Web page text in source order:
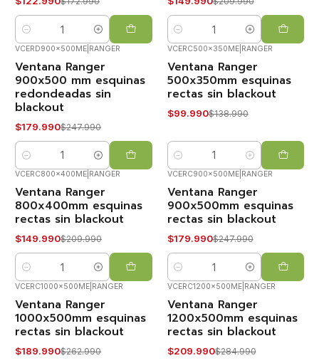
Cantidad Cantidad
-27%
OFF
VCERD900x500ME RANGER
Ventana Ranger
900x500 mm esquinas
redondeadas sin
blackout
$179.990$247.990
Cantidad
-28%
OFF
Nuevo
VCERC500x350ME| RANGER
Ventana Ranger
500x350mm esquinas
rectas sin blackout
$99.990$138.990
Cantidad
-29%
OFF
Nuevo
VCERC800x400ME RANGER
Ventana Ranger
800x400mm esquinas
rectas sin blackout
$149.990$209.990
Cantidad
-27%
OFF
Nuevo
VCERC900x500ME| RANGER
Ventana Ranger
900x500mm esquinas
rectas sin blackout
$179.990$247.990
Cantidad
-28%
OFF
Nuevo
VCERC1000x500ME RANGER
Ventana Ranger
1000x500mm esquinas
rectas sin blackout
$189.990$262.990
-26%
OFF
Nuevo
VCERC1200x500ME| RANGER
Ventana Ranger
1200x500mm esquinas
rectas sin blackout
$209.990$284.990